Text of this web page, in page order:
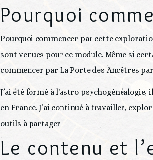
Pourquoi
Pourquoi commencer par cette
sont venues pour ce module. Même si
commencer par La Porte des Ancêtres
J’ai été formé à l'astro
en France. J’ai continué à travailler,
outils à partager.
Le contenu et